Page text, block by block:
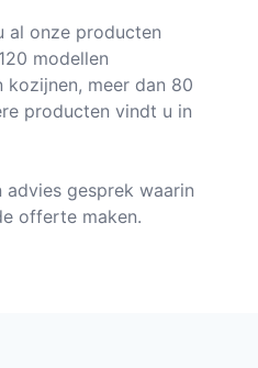
al onze producten
modellen
kozijnen, meer dan 80
producten vindt u in
gesprek waarin
offerte maken.